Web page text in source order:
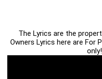
The Lyrics are the
Owners Lyrics here are For